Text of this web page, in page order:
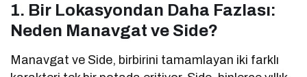
1. Bir Lokasyondan Daha Fazlası:
Neden Manavgat ve Side?
Manavgat ve Side, birbirini tamamlayan iki farklı